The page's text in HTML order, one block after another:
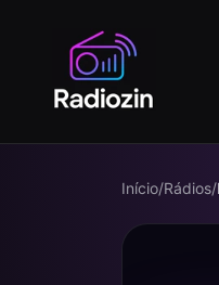
Início/Rádios/